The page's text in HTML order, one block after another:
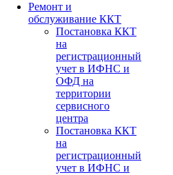
Ремонт и
обслуживание ККТ
Постановка ККТ
на
регистрационный
учет в ИФНС и
ОФД на
территории
сервисного
центра
Постановка ККТ
на
регистрационный
учет в ИФНС и